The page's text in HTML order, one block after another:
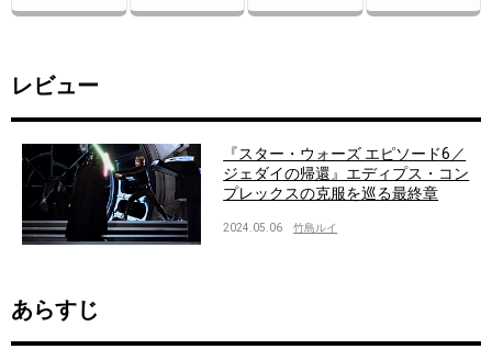
レビュー
『スター・ウォーズ エピソード6／
ジェダイの帰還』エディプス・コン
プレックスの克服を巡る最終章
2024.05.06 竹島ルイ
あらすじ